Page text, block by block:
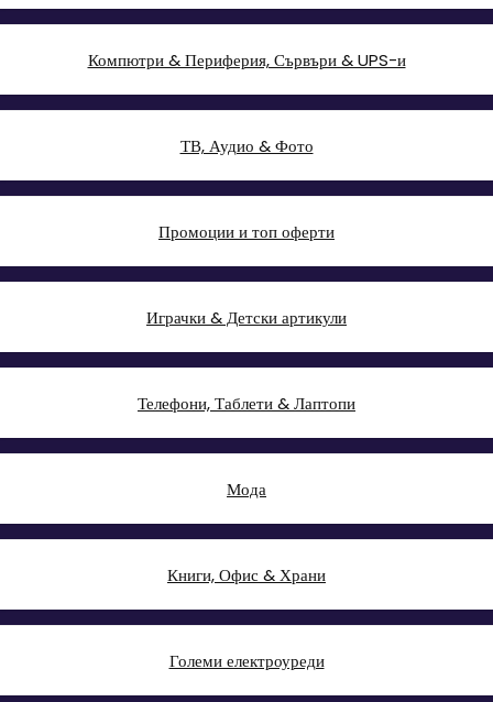
Компютри & Периферия, Сървъри & UPS-и
ТВ, Аудио & Фото
Промоции и топ оферти
Играчки & Детски артикули
Телефони, Таблети & Лаптопи
Мода
Книги, Офис & Храни
Големи електроуреди